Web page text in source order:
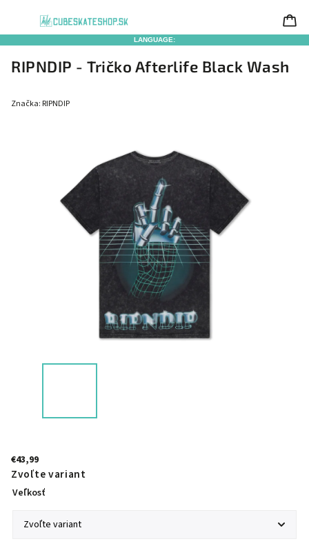
LANGUAGE:
RIPNDIP - Tričko Afterlife Black Wash
Značka: RIPNDIP
€43,99
Zvoľte variant
Veľkosť